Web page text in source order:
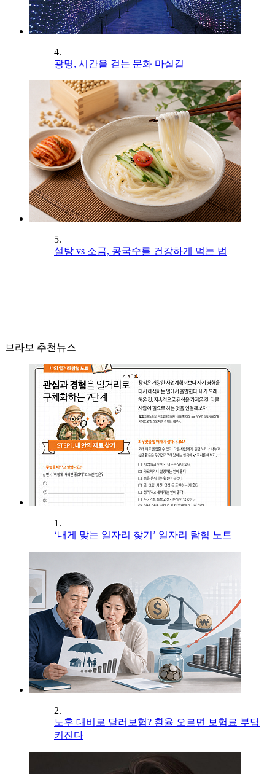
4.
광명, 시간을 걷는 문화 마실길
5.
설탕 vs 소금, 콩국수를 건강하게 먹는 법
브라보 추천뉴스
1.
‘내게 맞는 일자리 찾기’ 일자리 탐험 노트
2.
노후 대비로 달러보험? 환율 오르면 보험료 부담
커진다